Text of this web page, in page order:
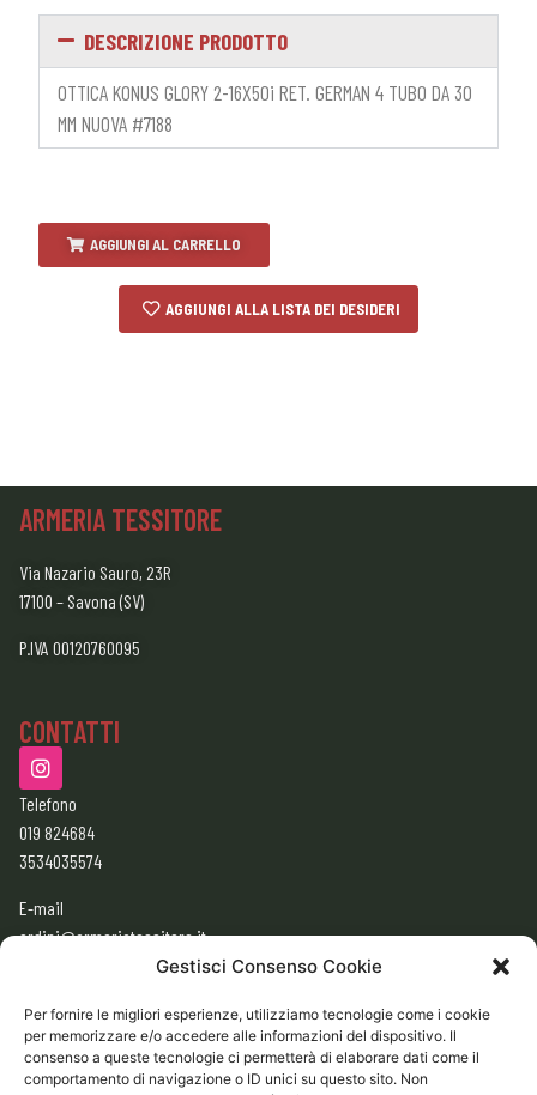
Gestisci Consenso Cookie
Per fornire le migliori esperienze, utilizziamo tecnologie come i cookie
per memorizzare e/o accedere alle informazioni del dispositivo. Il
consenso a queste tecnologie ci permetterà di elaborare dati come il
comportamento di navigazione o ID unici su questo sito. Non
DESCRIZIONE PRODOTTO
OTTICA KONUS GLORY 2-16X50i RET. GERMAN 4 TUBO DA 30
MM NUOVA #7188
AGGIUNGI AL CARRELLO
AGGIUNGI ALLA LISTA DEI DESIDERI
ARMERIA TESSITORE
Via Nazario Sauro, 23R
17100 – Savona (SV)
P.IVA 00120760095
CONTATTI
Telefono
019 824684
3534035574
E-mail
ordini@armeriatessitore.it
armeriatessitore@gmail.com
ORARI
9:00 – 12:30